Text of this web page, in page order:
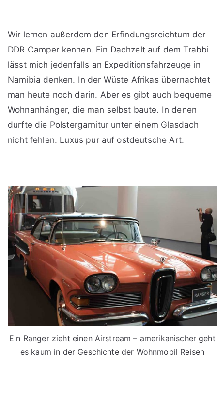
Wir lernen außerdem den Erfindungsreichtum der
DDR Camper kennen. Ein Dachzelt auf dem Trabbi
lässt mich jedenfalls an Expeditionsfahrzeuge in
Namibia denken. In der Wüste Afrikas übernachtet
man heute noch darin. Aber es gibt auch bequeme
Wohnanhänger, die man selbst baute. In denen
durfte die Polstergarnitur unter einem Glasdach
nicht fehlen. Luxus pur auf ostdeutsche Art.
Ein Ranger zieht einen Airstream – amerikanischer geht
es kaum in der Geschichte der Wohnmobil Reisen